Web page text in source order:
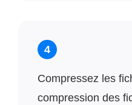
4
Compressez les
compression des